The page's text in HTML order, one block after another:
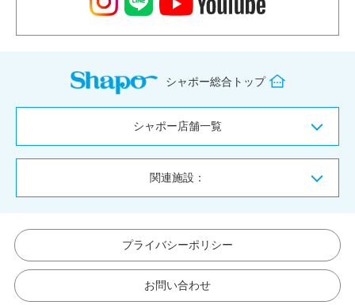
シャポー総合トップ
シャポー店舗一覧
関連施設：
プライバシーポリシー
お問い合わせ